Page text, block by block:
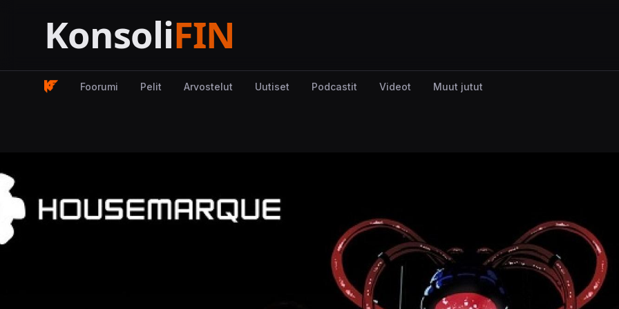
Foorumi Pelit Arvostelut Uutiset Podcastit Videot Muut jutut